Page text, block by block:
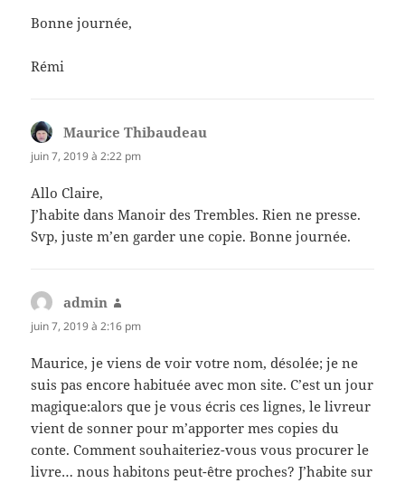
Bonne journée,
Rémi
Maurice Thibaudeau
juin 7, 2019 à 2:22 pm
Allo Claire,
J’habite dans Manoir des Trembles. Rien ne presse.
Svp, juste m’en garder une copie. Bonne journée.
admin
juin 7, 2019 à 2:16 pm
Maurice, je viens de voir votre nom, désolée; je ne
suis pas encore habituée avec mon site. C’est un jour
magique:alors que je vous écris ces lignes, le livreur
vient de sonner pour m’apporter mes copies du
conte. Comment souhaiteriez-vous vous procurer le
livre… nous habitons peut-être proches? J’habite sur